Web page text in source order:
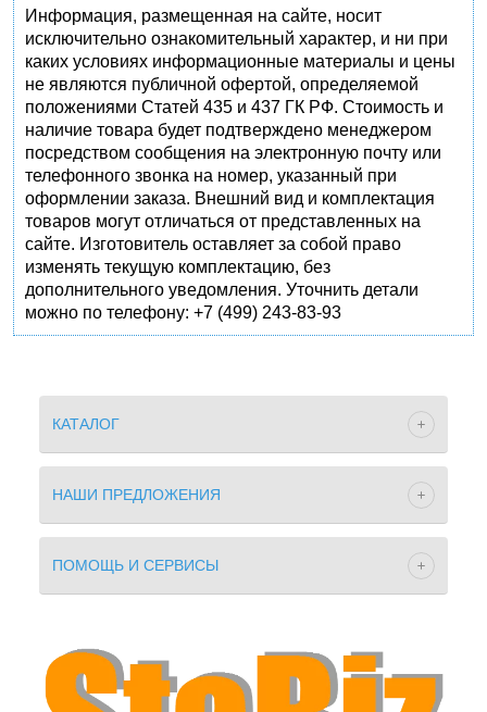
Информация, размещенная на сайте, носит
исключительно ознакомительный характер, и ни при
каких условиях информационные материалы и цены
не являются публичной офертой, определяемой
положениями Статей 435 и 437 ГК РФ. Стоимость и
наличие товара будет подтверждено менеджером
посредством сообщения на электронную почту или
телефонного звонка на номер, указанный при
оформлении заказа. Внешний вид и комплектация
товаров могут отличаться от представленных на
сайте. Изготовитель оставляет за собой право
изменять текущую комплектацию, без
дополнительного уведомления. Уточнить детали
можно по телефону: +7 (499) 243-83-93
КАТАЛОГ
НАШИ ПРЕДЛОЖЕНИЯ
ПОМОЩЬ И СЕРВИСЫ